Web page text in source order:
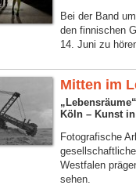
Bei der Band
den finnischen
14. Juni zu
Mitten im
Köln – Kunst in
Fotografische
Westfalen
sehen.